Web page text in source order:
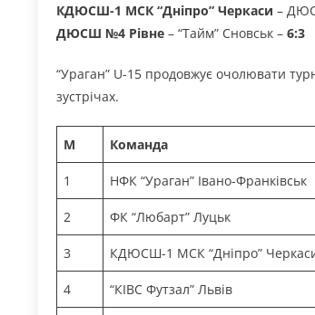
КДЮСШ-1 МСК “Дніпро” Черкаси –
ДЮСШ №4 Рівне – “Тайм” Сновськ – 6:3
“Ураган” U-15 продовжує очолювати
зустрічах.
М Команда
1 НФК “Ураган” Івано-Франківськ
2 ФК “Любарт” Луцьк
3 КДЮСШ-1 МСК “Дніпро”
4 “КІВС Футзал” Львів